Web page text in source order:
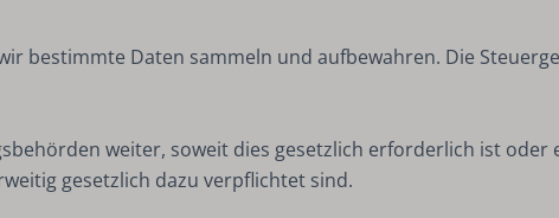
bestimmte Daten sammeln und aufbewahren. Die
weiter, soweit dies gesetzlich erforderlich ist
gesetzlich dazu verpflichtet sind.